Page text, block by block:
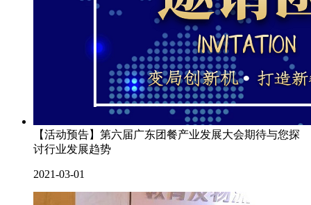
【活动预告】第六届广东团餐产业发展大会期待与您探
讨行业发展趋势
2021-03-01